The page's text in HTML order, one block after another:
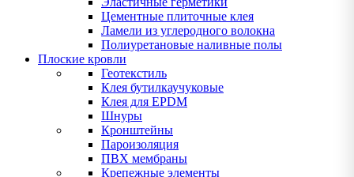
Цементные плиточные клея
Ламели из углеродного волокна
Полиуретановые наливные полы
Плоские кровли
Геотекстиль
Клея бутилкаучуковые
Клея для EPDM
Шнуры
Кронштейны
Пароизоляция
ПВХ мембраны
Крепежные элементы